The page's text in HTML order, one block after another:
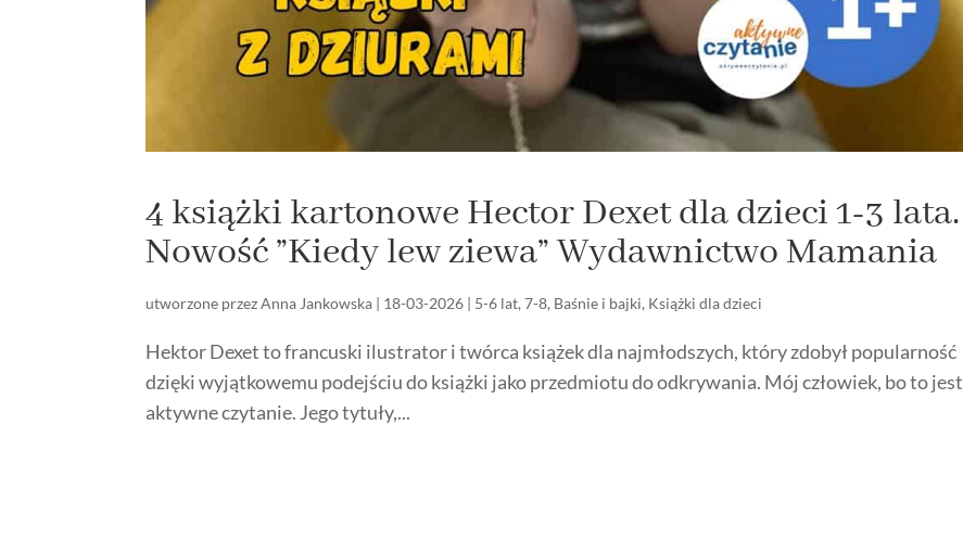
4 książki kartonowe Hector Dexet dla dzieci 1-3 lata.
Nowość ”Kiedy lew ziewa” Wydawnictwo Mamania
utworzone przezAnna Jankowska | 18-03-2026 | 5-6 lat,7-8, Baśnie i bajki, Książki dla dzieci
Hektor Dexet to francuski ilustrator i twórca książek dla najmłodszych, który zdobył popularność
dzięki wyjątkowemu podejściu do książki jako przedmiotu do odkrywania. Mój człowiek, bo to jest
aktywne czytanie. Jego tytuły,...